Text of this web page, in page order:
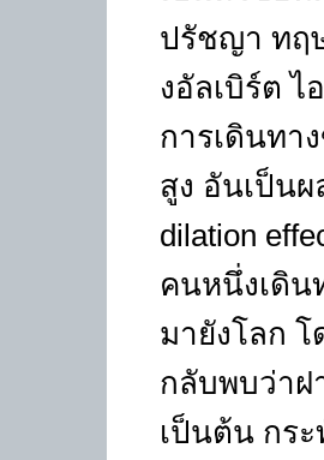
ปรัชญา ทฤ
งอัลเบิร์ต
การเดินทา
สูง อันเป็น
dilation
คนหนึ่งเดิน
มายังโลก โ
กลับพบว่าฝ
เป็นต้น กร